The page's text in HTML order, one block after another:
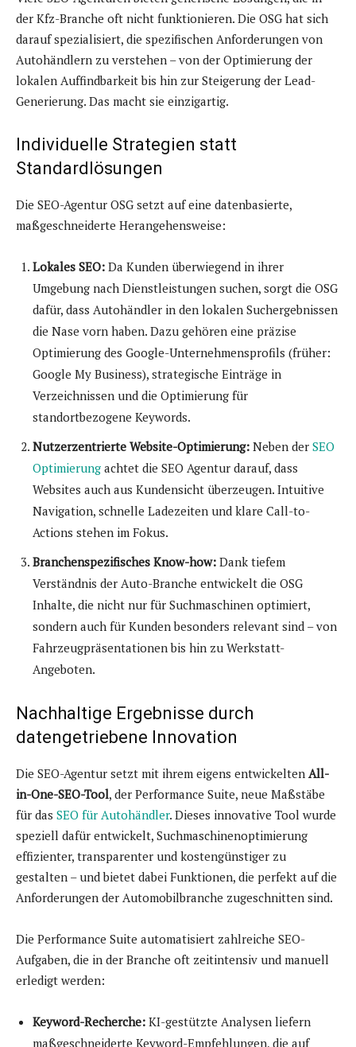
der Kfz-Branche oft nicht funktionieren. Die OSG hat sich
darauf spezialisiert, die spezifischen Anforderungen von
Autohändlern zu verstehen – von der Optimierung der
lokalen Auffindbarkeit bis hin zur Steigerung der Lead-
Generierung. Das macht sie einzigartig.
Individuelle Strategien statt
Standardlösungen
Die SEO-Agentur OSG setzt auf eine datenbasierte,
maßgeschneiderte Herangehensweise:
Lokales SEO: Da Kunden überwiegend in ihrer
Umgebung nach Dienstleistungen suchen, sorgt die OSG
dafür, dass Autohändler in den lokalen Suchergebnissen
die Nase vorn haben. Dazu gehören eine präzise
Optimierung des Google-Unternehmensprofils (früher:
Google My Business), strategische Einträge in
Verzeichnissen und die Optimierung für
standortbezogene Keywords.
Nutzerzentrierte Website-Optimierung: Neben der SEO
Optimierung achtet die SEO Agentur darauf, dass
Websites auch aus Kundensicht überzeugen. Intuitive
Navigation, schnelle Ladezeiten und klare Call-to-
Actions stehen im Fokus.
Branchenspezifisches Know-how: Dank tiefem
Verständnis der Auto-Branche entwickelt die OSG
Inhalte, die nicht nur für Suchmaschinen optimiert,
sondern auch für Kunden besonders relevant sind – von
Fahrzeugpräsentationen bis hin zu Werkstatt-
Angeboten.
Nachhaltige Ergebnisse durch
datengetriebene Innovation
Die SEO-Agentur setzt mit ihrem eigens entwickelten All-
in-One-SEO-Tool, der Performance Suite, neue Maßstäbe
für das SEO für Autohändler. Dieses innovative Tool wurde
speziell dafür entwickelt, Suchmaschinenoptimierung
effizienter, transparenter und kostengünstiger zu
gestalten – und bietet dabei Funktionen, die perfekt auf die
Anforderungen der Automobilbranche zugeschnitten sind.
Die Performance Suite automatisiert zahlreiche SEO-
Aufgaben, die in der Branche oft zeitintensiv und manuell
erledigt werden:
Keyword-Recherche: KI-gestützte Analysen liefern
maßgeschneiderte Keyword-Empfehlungen, die auf